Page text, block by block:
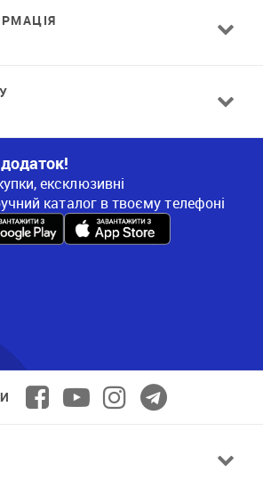
ексклюзивні
каталог в твоєму телефоні